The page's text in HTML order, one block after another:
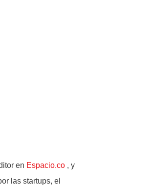
en Espacio.co , y
las startups, el